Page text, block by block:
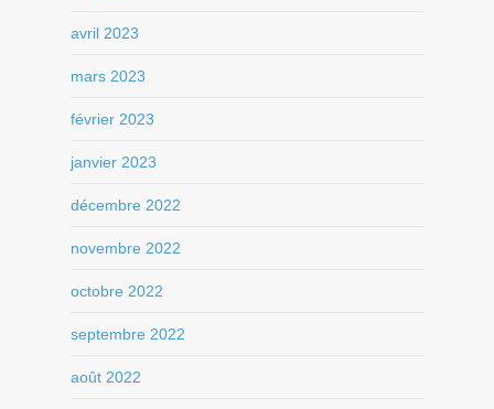
avril 2023
mars 2023
février 2023
janvier 2023
décembre 2022
novembre 2022
octobre 2022
septembre 2022
août 2022